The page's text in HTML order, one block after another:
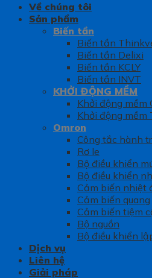
Về chúng tôi
Sản phẩm
Biến tần
Biến tần
Biến tần Delixi
Biến tần KCLY
Biến tần INVT
KHỞI ĐỘNG MỀM
Khởi động mềm
Khởi động mềm
Omron
Công tắc hành
Rơ le
Bộ điều khiển
Bộ điều khiển
Cảm biến nhiệt
Cảm biến quang
Cảm biến tiệm
Bộ nguồn
Bộ điều khiển
Dịch vụ
Liên hệ
Giải pháp